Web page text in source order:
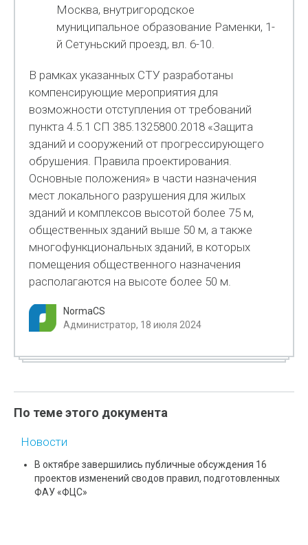
Москва, внутригородское
муниципальное образование Раменки, 1-
й Сетуньский проезд, вл. 6-10.
В рамках указанных СТУ разработаны
компенсирующие мероприятия для
возможности отступления от требований
пункта 4.5.1 СП 385.1325800.2018 «Защита
зданий и сооружений от прогрессирующего
обрушения. Правила проектирования.
Основные положения» в части назначения
мест локального разрушения для жилых
зданий и комплексов высотой более 75 м,
общественных зданий выше 50 м, а также
многофункциональных зданий, в которых
помещения общественного назначения
располагаются на высоте более 50 м.
NormaCS
Администратор, 18 июля 2024
По теме этого документа
Новости
В октябре завершились публичные обсуждения 16
проектов изменений сводов правил, подготовленных
ФАУ «ФЦС»